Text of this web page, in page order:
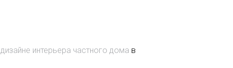
дизайне интерьера частного дома в